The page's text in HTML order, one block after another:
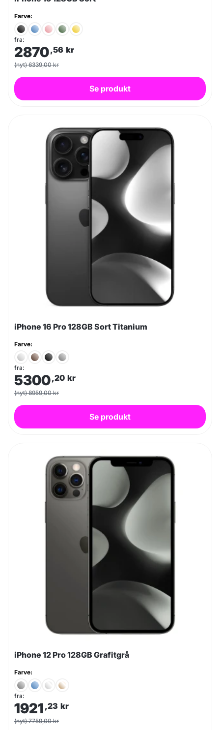
Farve:
fra:
2870,56 kr
(nyt) 6339,00 kr
Se produkt
iPhone 16 Pro 128GB Sort Titanium
Farve:
fra:
5300,20 kr
(nyt) 8959,00 kr
Se produkt
iPhone 12 Pro 128GB Grafitgrå
Farve:
fra:
1921 ,23 kr
(nyt) 7759,00 kr